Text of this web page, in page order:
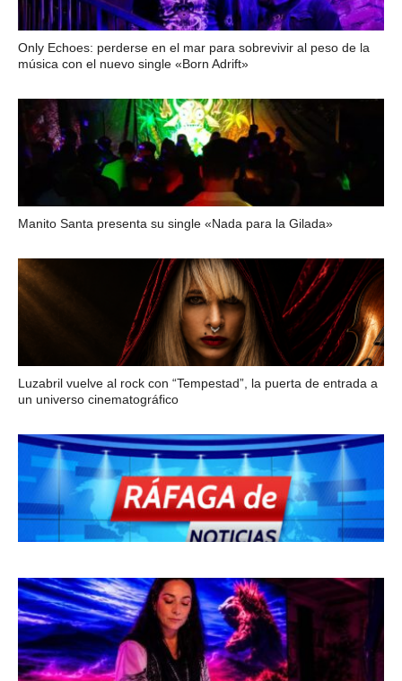
Only Echoes: perderse en el mar para sobrevivir al peso de la
música con el nuevo single «Born Adrift»
Manito Santa presenta su single «Nada para la Gilada»
Luzabril vuelve al rock con “Tempestad”, la puerta de entrada a
un universo cinematográfico